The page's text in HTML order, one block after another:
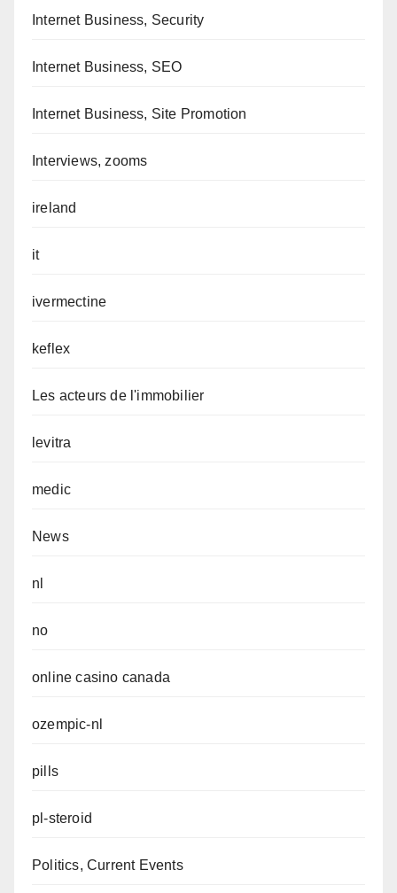
Internet Business, Security
Internet Business, SEO
Internet Business, Site Promotion
Interviews, zooms
ireland
it
ivermectine
keflex
Les acteurs de l'immobilier
levitra
medic
News
nl
no
online casino canada
ozempic-nl
pills
pl-steroid
Politics, Current Events